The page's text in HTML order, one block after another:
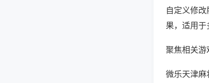
自定义修
果，适用于
聚焦相关游
微乐天津麻